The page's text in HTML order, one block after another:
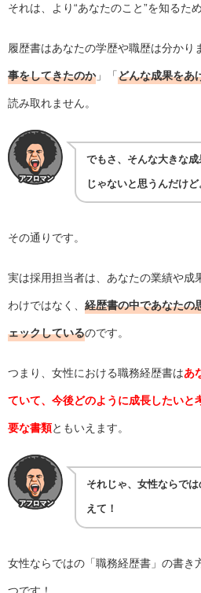
それは、より“あなたのこと”を知るた
履歴書はあなたの学歴や職歴は分かり
事をしてきたのか」「どんな成果をあ
読み取れません。
でもさ、そんな大きな
じゃないと思うんだけど
その通りです。
実は採用担当者は、あなたの業績や成
わけではなく、 経歴書の中であなたの
ェックしているのです。
つまり、女性における職務経歴書はあ
ていて、今後どのように成長したいと
要な書類ともいえます。
それじゃ、女性ならで
えて！
女性ならではの「職務経歴書」の書き
つです！